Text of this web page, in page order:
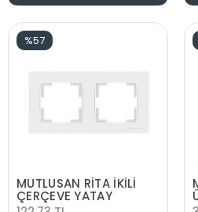
%57
MUTLUSAN RİTA İKİLİ
ÇERÇEVE YATAY